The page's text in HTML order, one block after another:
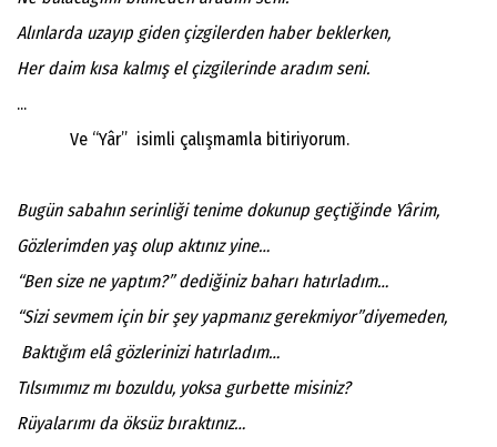
Alınlarda uzayıp giden çizgilerden haber beklerken,
Her daim kısa kalmış el çizgilerinde aradım seni.
...
Ve “Yâr” isimli çalışmamla bitiriyorum.
Bugün sabahın serinliği tenime dokunup geçtiğinde Yârim,
Gözlerimden yaş olup aktınız yine…
“Ben size ne yaptım?” dediğiniz baharı hatırladım…
“Sizi sevmem için bir şey yapmanız gerekmiyor”diyemeden,
Baktığım elâ gözlerinizi hatırladım…
Tılsımımız mı bozuldu, yoksa gurbette misiniz?
Rüyalarımı da öksüz bıraktınız…